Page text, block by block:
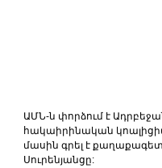
ԱՄՆ-ն փորձում է
հակաիրինական
մասին գրել է քաղաքագետ
Սուրենյանցը: